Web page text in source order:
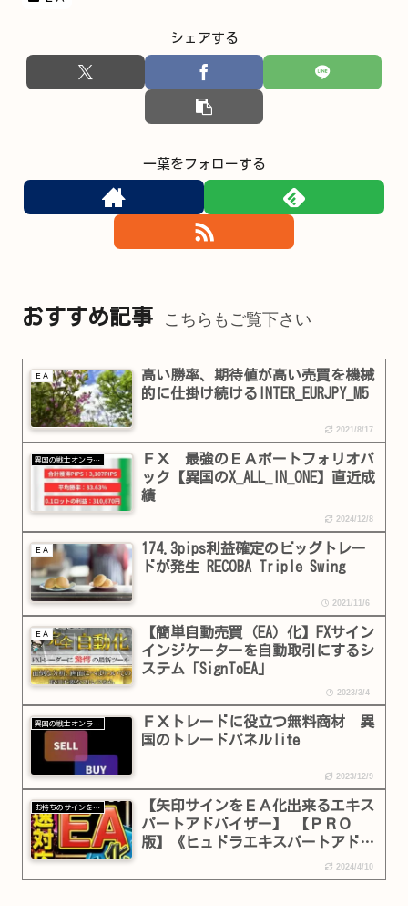
シェアする
一葉をフォローする
おすすめ記事 こちらもご覧下さい
ＥＡ
高い勝率、期待値が高い売買を機械
的に仕掛け続けるINTER_EURJPY_M5
2021/8/17
異国の戦士オンラインショップ
ＦＸ 最強のＥＡポートフォリオパ
ック【異国のX_ALL_IN_ONE】直近成
績
2024/12/8
ＥＡ
174.3pips利益確定のビッグトレー
ドが発生 RECOBA Triple Swing
2021/11/6
ＥＡ
【簡単自動売買（EA）化】FXサイン
インジケーターを自動取引にするシ
ステム「SignToEA」
2023/3/4
異国の戦士オンラインショップ
ＦＸトレードに役立つ無料商材 異
国のトレードパネルlite
2023/12/9
お持ちのサインをＥＡ化します！
【矢印サインをＥＡ化出来るエキス
パートアドバイザー】 【ＰＲＯ
版】《ヒュドラエキスパートアドバ
2024/4/10